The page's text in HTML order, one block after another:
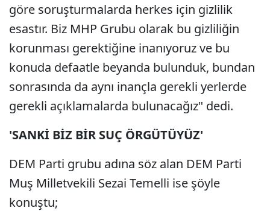
göre soruşturmalarda herkes için gizlilik
esastır. Biz MHP Grubu olarak bu gizliliğin
korunması gerektiğine inanıyoruz ve bu
konuda defaatle beyanda bulunduk, bundan
sonrasında da aynı inançla gerekli yerlerde
gerekli açıklamalarda bulunacağız" dedi.
'SANKİ BİZ BİR SUÇ ÖRGÜTÜYÜZ'
DEM Parti grubu adına söz alan DEM Parti
Muş Milletvekili Sezai Temelli ise şöyle
konuştu;